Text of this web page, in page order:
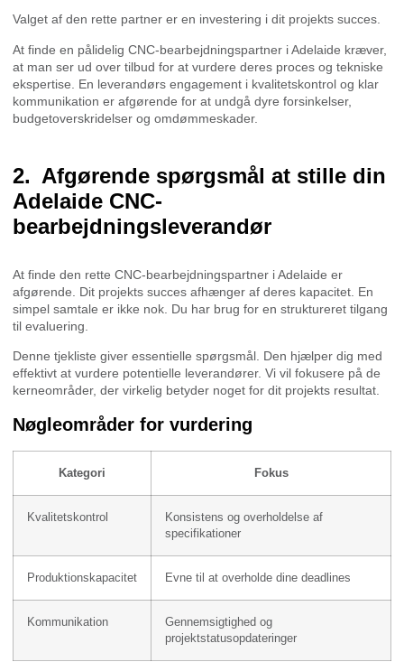
Valget af den rette partner er en investering i dit projekts succes.
At finde en pålidelig CNC-bearbejdningspartner i Adelaide kræver,
at man ser ud over tilbud for at vurdere deres proces og tekniske
ekspertise. En leverandørs engagement i kvalitetskontrol og klar
kommunikation er afgørende for at undgå dyre forsinkelser,
budgetoverskridelser og omdømmeskader.
Afgørende spørgsmål at stille din
Adelaide CNC-
bearbejdningsleverandør
At finde den rette CNC-bearbejdningspartner i Adelaide er
afgørende. Dit projekts succes afhænger af deres kapacitet. En
simpel samtale er ikke nok. Du har brug for en struktureret tilgang
til evaluering.
Denne tjekliste giver essentielle spørgsmål. Den hjælper dig med
effektivt at vurdere potentielle leverandører. Vi vil fokusere på de
kerneområder, der virkelig betyder noget for dit projekts resultat.
Nøgleområder for vurdering
Kategori Fokus
Kvalitetskontrol
Konsistens og overholdelse af
specifikationer
Produktionskapacitet Evne til at overholde dine deadlines
Kommunikation
Gennemsigtighed og
projektstatusopdateringer